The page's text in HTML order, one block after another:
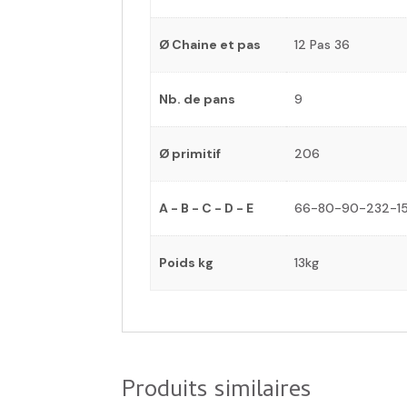
Ø Chaine et pas 12 Pas 36
Nb. de pans 9
Ø primitif 206
A - B - C - D - E 66-80-90-232-
Poids kg 13kg
Produits similaires